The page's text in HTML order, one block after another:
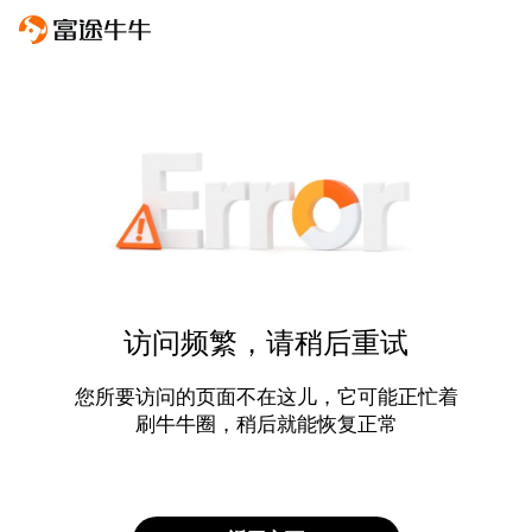
访问频繁，请稍后重试
您所要访问的页面不在这儿，它可能正忙着
刷牛牛圈，稍后就能恢复正常